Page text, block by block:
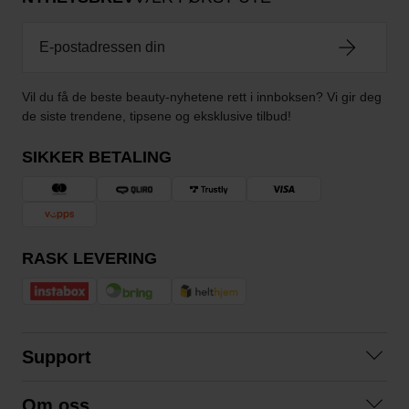
Vil du få de beste beauty-nyhetene rett i innboksen? Vi gir deg
de siste trendene, tipsene og eksklusive tilbud!
SIKKER BETALING
RASK LEVERING
Support